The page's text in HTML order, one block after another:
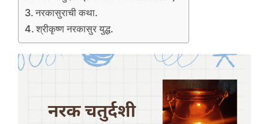
नरकासुराची कथा.
श्रीकृष्ण नरकासुर युद्ध.